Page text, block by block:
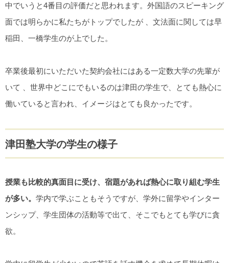
中でいうと4番目の評価だと思われます。外国語のスピーキング
面では明らかに私たちがトップでしたが 、文法面に関しては早
稲田、一橋学生のが上でした。
卒業後最初にいただいた契約会社にはある一定数大学の先輩が
いて 、世界中どこにでもいるのは津田の学生で、とても熱心に
働いていると言われ、イメージはとても良かったです。
津田塾大学の学生の様子
授業も比較的真面目に受け、宿題があれば熱心に取り組む学生
が多い。 学内で学ぶこともそうですが、学外に留学やインター
ンシップ、学生団体の活動等で出て、そこでもとても学びに貪
欲。